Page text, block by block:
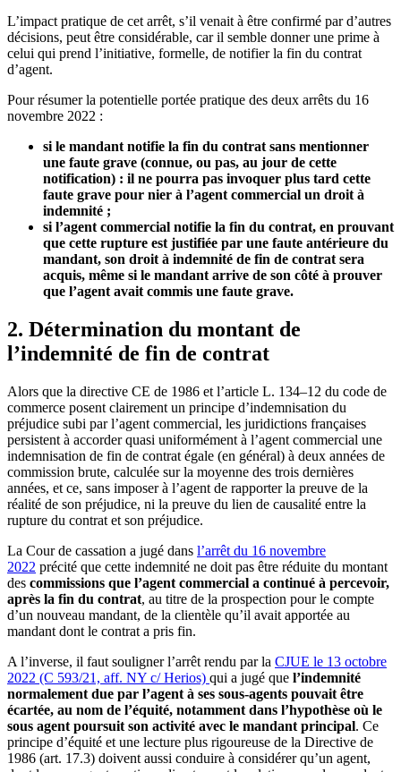
L’impact pratique de cet arrêt, s’il venait à être confirmé par d’autres
décisions, peut être considérable, car il semble donner une prime à
celui qui prend l’initiative, formelle, de notifier la fin du contrat
d’agent.
Pour résumer la potentielle portée pratique des deux arrêts du 16
novembre 2022 :
si le mandant notifie la fin du contrat sans mentionner
une faute grave (connue, ou pas, au jour de cette
notification) : il ne pourra pas invoquer plus tard cette
faute grave pour nier à l’agent commercial un droit à
indemnité ;
si l’agent commercial notifie la fin du contrat, en prouvant
que cette rupture est justifiée par une faute antérieure du
mandant, son droit à indemnité de fin de contrat sera
acquis, même si le mandant arrive de son côté à prouver
que l’agent avait commis une faute grave.
2. Détermination du montant de
l’indemnité de fin de contrat
Alors que la directive CE de 1986 et l’article L. 134–12 du code de
commerce posent clairement un principe d’indemnisation du
préjudice subi par l’agent commercial, les juridictions françaises
persistent à accorder quasi uniformément à l’agent commercial une
indemnisation de fin de contrat égale (en général) à deux années de
commission brute, calculée sur la moyenne des trois dernières
années, et ce, sans imposer à l’agent de rapporter la preuve de la
réalité de son préjudice, ni la preuve du lien de causalité entre la
rupture du contrat et son préjudice.
La Cour de cassation a jugé dans l’arrêt du 16 novembre
2022 précité que cette indemnité ne doit pas être réduite du montant
des commissions que l’agent commercial a continué à percevoir,
après la fin du contrat, au titre de la prospection pour le compte
d’un nouveau mandant, de la clientèle qu’il avait apportée au
mandant dont le contrat a pris fin.
A l’inverse, il faut souligner l’arrêt rendu par la CJUE le 13 octobre
2022 (C 593/21, aff. NY c/ Herios) qui a jugé que l’indemnité
normalement due par l’agent à ses sous-agents pouvait être
écartée, au nom de l’équité, notamment dans l’hypothèse où le
sous agent poursuit son activité avec le mandant principal. Ce
principe d’équité et une lecture plus rigoureuse de la Directive de
1986 (art. 17.3) doivent aussi conduire à considérer qu’un agent,